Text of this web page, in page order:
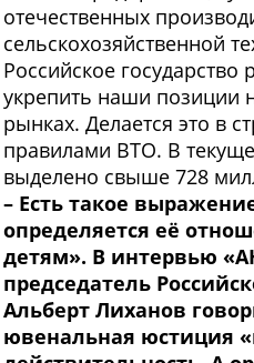
отечественных
сельскохозяйственной
Российское государство
укрепить наши позиции
рынках. Делается это в
правилами ВТО. В
выделено свыше 728
– Есть такое
определяется её
детям». В интервью
председатель
Альберт Лиханов
ювенальная юстиция